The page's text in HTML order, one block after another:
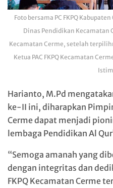
Foto bersama PC FKPQ
Dinas Pendidikan Kecamatan
Kecamatan Cerme, setelah
Ketua PAC FKPQ Kecamatan
Harianto, M.Pd
ke-II ini, diharapkan
Cerme dapat menjadi
lembaga Pendidikan Al
“Semoga amanah yang
dengan integritas dan
FKPQ Kecamatan Cerme